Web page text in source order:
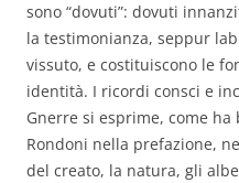
sono “dovuti”: dovuti
la testimonianza, seppur
vissuto, e costituiscono le
identità. I ricordi consci e
Gnerre si esprime, come ha
Rondoni nella prefazione,
del creato, la natura, gli